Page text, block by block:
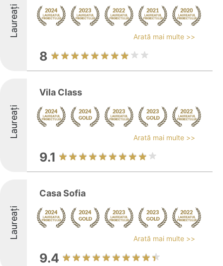
Laureați Arată mai multe >>
8
Laureați
Vila Class
Arată mai multe >>
9.1
Laureați
Casa Sofia
Arată mai multe >>
9.4